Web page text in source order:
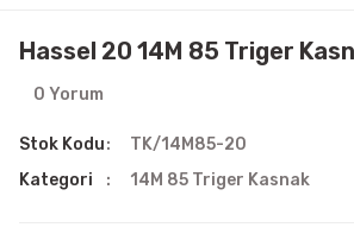
Hassel 20 14M 85 Triger
0 Yorum
Stok Kodu
TK/14M85-20
Kategori
14M 85 Triger Kasnak